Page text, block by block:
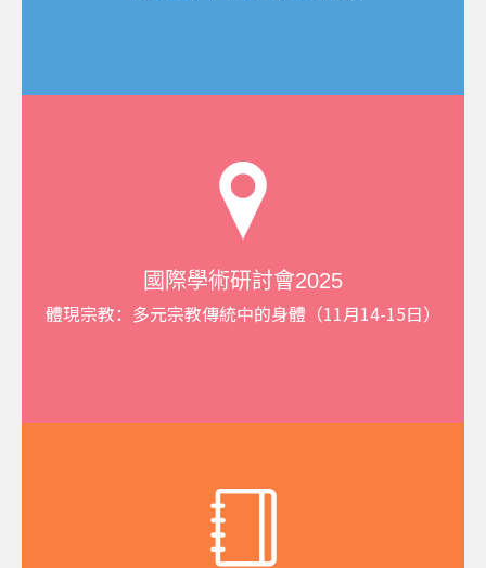
國際學術研討會2025
體現宗教：多元宗教傳統中的身體（11月14-15日）